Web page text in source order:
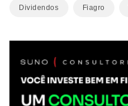
Dividendos Fiagro